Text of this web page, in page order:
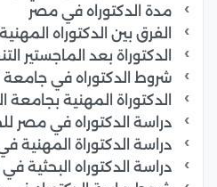
مدة الدكتوراه في مصر
الفرق بين الدكتوراه
الدكتوراة بعد الماجستير
شروط الدكتوراه في جامعة
الدكتوراة المهنية بجامعة
دراسة الدكتوراه في مصر
دراسة الدكتوراة المهنية في
دراسة الدكتوراه البحثية